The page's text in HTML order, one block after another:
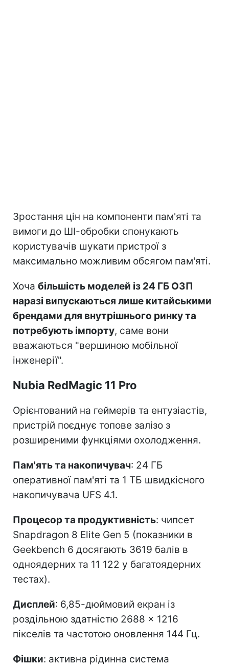
Зростання цін на компоненти пам'яті та
вимоги до ШІ-обробки спонукають
користувачів шукати пристрої з
максимально можливим обсягом пам'яті.
Хоча більшість моделей із 24 ГБ ОЗП
наразі випускаються лише китайськими
брендами для внутрішнього ринку та
потребують імпорту, саме вони
вважаються "вершиною мобільної
інженерії".
Nubia RedMagic 11 Pro
Орієнтований на геймерів та ентузіастів,
пристрій поєднує топове залізо з
розширеними функціями охолодження.
Пам'ять та накопичувач: 24 ГБ
оперативної пам'яті та 1 ТБ швидкісного
накопичувача UFS 4.1.
Процесор та продуктивність: чипсет
Snapdragon 8 Elite Gen 5 (показники в
Geekbench 6 досягають 3619 балів в
одноядерних та 11 122 у багатоядерних
тестах).
Дисплей: 6,85-дюймовий екран із
роздільною здатністю 2688 × 1216
пікселів та частотою оновлення 144 Гц.
Фішки: активна рідинна система